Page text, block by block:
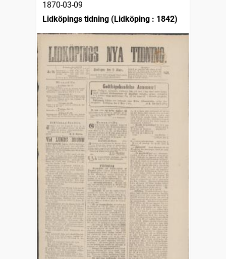
1870-03-09
Lidköpings tidning (Lidköping : 1842)